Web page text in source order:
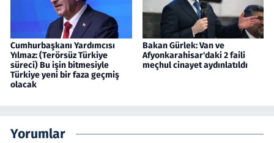
Cumhurbaşkanı Yardımcısı
Yılmaz: (Terörsüz Türkiye
süreci) Bu işin bitmesiyle
Türkiye yeni bir faza geçmiş
olacak
Bakan Gürlek: Van ve
Afyonkarahisar'daki 2 faili
meçhul cinayet aydınlatıldı
Yorumlar